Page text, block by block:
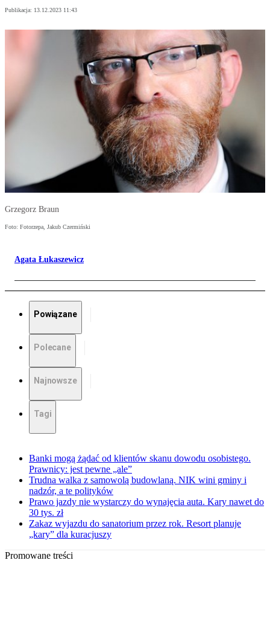
Publikacja: 13.12.2023 11:43
Grzegorz Braun
Foto: Fotorzepa, Jakub Czermiński
Agata Łukaszewicz
Powiązane
Polecane
Najnowsze
Tagi
Banki mogą żądać od klientów skanu dowodu osobistego.
Prawnicy: jest pewne „ale”
Trudna walka z samowolą budowlaną. NIK wini gminy i
nadzór, a te polityków
Prawo jazdy nie wystarczy do wynajęcia auta. Kary nawet do
30 tys. zł
Zakaz wyjazdu do sanatorium przez rok. Resort planuje
„kary” dla kuracjuszy
Promowane treści